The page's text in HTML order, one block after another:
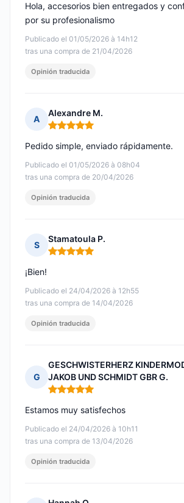
Publicado el 01/05/2026 à 14h12
tras una compra de 21/04/2026
Hola, accesorios bien entregados y
por su profesionalismo
Opinión traducida
A
Alexandre M.
Nota: 5 de 5
Publicado el 01/05/2026 à 08h04
tras una compra de 20/04/2026
Pedido simple, enviado rápidamente.
Opinión traducida
S
Stamatoula P.
Nota: 5 de 5
Publicado el 24/04/2026 à 12h55
tras una compra de 14/04/2026
¡Bien!
Opinión traducida
G
GESCHWISTERHERZ
JAKOB UND SCHMIDT GBR G.
Nota: 5 de 5
Publicado el 24/04/2026 à 10h11
tras una compra de 13/04/2026
Estamos muy satisfechos
Opinión traducida